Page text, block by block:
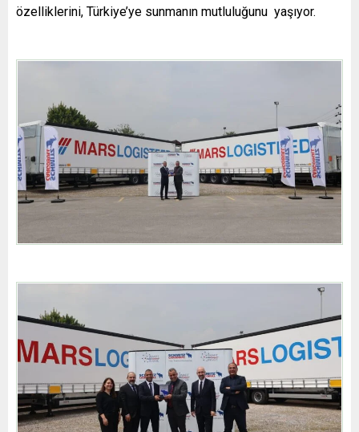
özelliklerini, Türkiye’ye sunmanın mutluluğunu yaşıyor.